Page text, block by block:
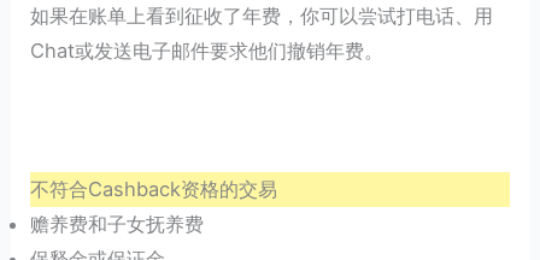
如果在账单上看到征收了年费，你可以尝试打电话、用
Chat或发送电子邮件要求他们撤销年费。
不符合Cashback资格的交易
赡养费和子女抚养费